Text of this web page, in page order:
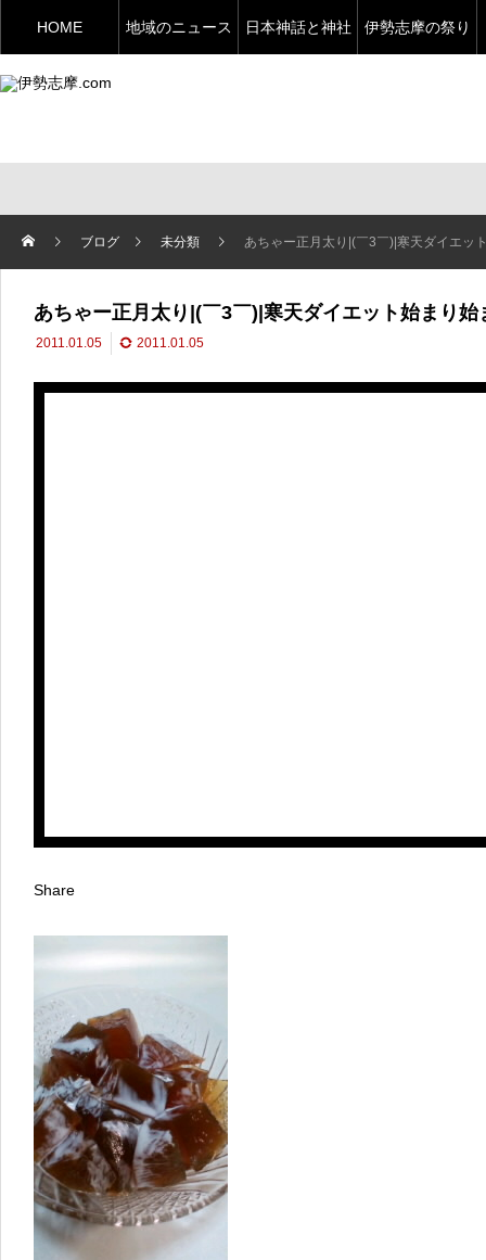
HOME 地域のニュース 日本神話と神社 伊勢志摩の祭り
ブログ 未分類 あちゃー正月太り|(￣3￣)|寒天ダイエッ
あちゃー正月太り|(￣3￣)|寒天ダイエット始まり始
2011.01.05 2011.01.05
Share